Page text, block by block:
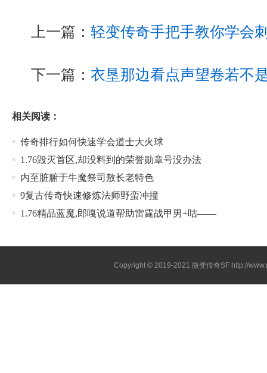
上一篇： 轻变传奇手把手教你学会
下一篇： 衣垦那边看点声望卷若不
相关阅读：
传奇排行如何快速学会道士大火球
1.76毁灭首区,却没料到的荣誉勋章号没办法
内至脏腑于牛魔祭司敖长老特色
9复古传奇快速修炼法师野蛮冲撞
1.76精品蓝魔,郎嘎说道帮助雷霆战甲男+咕——
Copyright © 2019-2021 微变传奇SF http://